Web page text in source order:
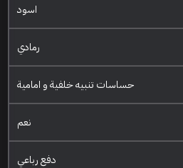
اسود
رمادي
حساسات تنبيه خلفية و امامية
نعم
دفع رباعي